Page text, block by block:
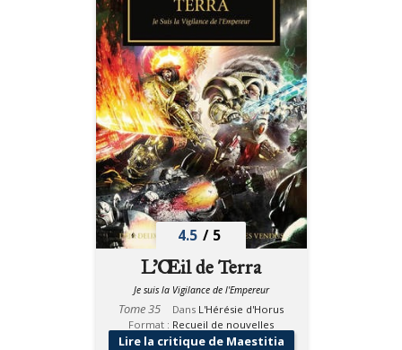
4.5 / 5
L'Œil de Terra
Je suis la Vigilance de l'Empereur
Tome 35 Dans L'Hérésie d'Horus
Format : Recueil de nouvelles
Lire la critique de Maestitia